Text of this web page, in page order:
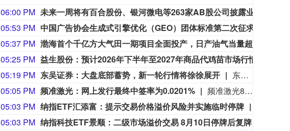
创业板指 3563.12 47.56 1.35% 基金指数
06:00 PM
05:53 PM
05:37 PM
05:25 PM
05:19 PM 东吴证券：大盘底部蓄势，新一轮行情将徐徐展开
东吴证券研报表示，在经历了7月的风格调整后，短期A股风格的再平衡，本质上是内生交易拥挤与外围市场联动共同驱动的资金面修正，而非产业趋势证伪，再从市场波动、股价位置、拥挤度、融资四个维度观察当前市场的状态。当前市场已经进入降波筑底的阶段，而接下来8月的业绩期将是关键的变奏点，AI主线有望再度走强。此外，其他景气线索也值得关注：创新药/CXO，业绩、政策等多因素共振，景气持续上修；电力设备，电网、电源等环节具备出海优势；有色金属，降息预期再度升温，金、铜价格修复。
05:05 PM 频准激光：网上发行最终中签率为0.0201%
频准激光8月9日公告，回拨机制启动后，网上发行最终中签率为0.0201%。
05:03 PM 纳指ETF汇添富：提示交易价格溢价风险并实施临时停牌
05:03 PM 纳指科技ETF景顺：二级市场溢价交易 8月10日停牌后复牌